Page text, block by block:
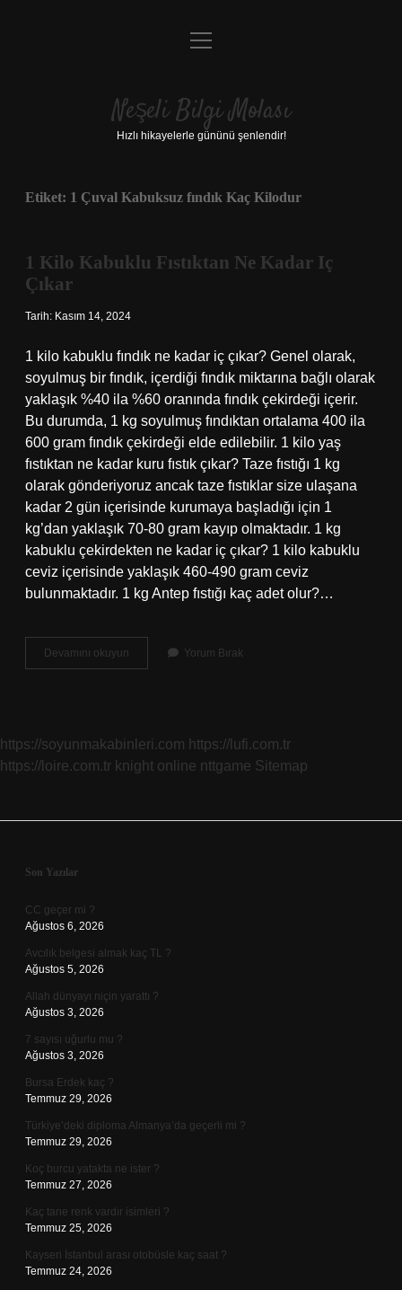
Anasayfa
Yasal Uyarı
menüyü
Neşeli Bilgi Molası
Hızlı hikayelerle gününü şenlendir!
Etiket: 1 Çuval Kabuksuz fındık Kaç Kilodur
1 Kilo Kabuklu Fıstıktan Ne Kadar Iç
Çıkar
Tarih: Kasım 14, 2024
1 kilo kabuklu fındık ne kadar iç çıkar? Genel olarak,
soyulmuş bir fındık, içerdiği fındık miktarına bağlı olarak
yaklaşık %40 ila %60 oranında fındık çekirdeği içerir.
Bu durumda, 1 kg soyulmuş fındıktan ortalama 400 ila
600 gram fındık çekirdeği elde edilebilir. 1 kilo yaş
fıstıktan ne kadar kuru fıstık çıkar? Taze fıstığı 1 kg
olarak gönderiyoruz ancak taze fıstıklar size ulaşana
kadar 2 gün içerisinde kurumaya başladığı için 1
kg’dan yaklaşık 70-80 gram kayıp olmaktadır. 1 kg
kabuklu çekirdekten ne kadar iç çıkar? 1 kilo kabuklu
ceviz içerisinde yaklaşık 460-490 gram ceviz
bulunmaktadır. 1 kg Antep fıstığı kaç adet olur?…
Devamını okuyun
Kilo
Iç
Çıkar
Yorum Bırak
https://soyunmakabinleri.com https://lufi.com.tr
https://loire.com.tr knight online nttgame Sitemap
Sidebar
Son Yazılar
CC geçer mi ?
Ağustos 6, 2026
Avcılık belgesi almak kaç TL ?
Ağustos 5, 2026
Allah dünyayı niçin yarattı ?
Ağustos 3, 2026
7 sayısı uğurlu mu ?
Ağustos 3, 2026
Bursa Erdek kaç ?
Temmuz 29, 2026
Türkiye’deki diploma Almanya’da geçerli mi ?
Temmuz 29, 2026
Koç burcu yatakta ne ister ?
Temmuz 27, 2026
Kaç tane renk vardır isimleri ?
Temmuz 25, 2026
Kayseri İstanbul arası otobüsle kaç saat ?
Temmuz 24, 2026